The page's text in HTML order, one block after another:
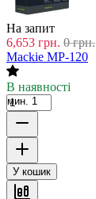
На запит
6,653 грн. 0 грн.
Mackie MP-120
В наявності
мин. 1
У кошик